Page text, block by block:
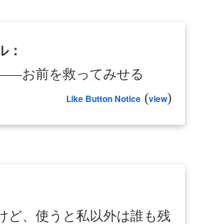
：
お前を救ってみせる
Like Button Notice (view)
ど、使うと私以外は誰も残